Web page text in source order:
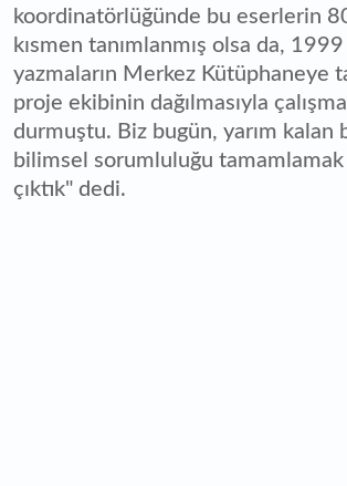
koordinatörlüğünde bu eserlerin
kısmen tanımlanmış olsa da, 1999
yazmaların Merkez Kütüphaneye
proje ekibinin dağılmasıyla
durmuştu. Biz bugün, yarım kalan
bilimsel sorumluluğu tamamlamak
çıktık" dedi.